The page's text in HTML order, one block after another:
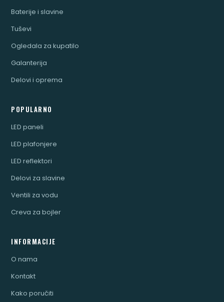
Baterije i slavine
Tuševi
Ogledala za kupatilo
Galanterija
Delovi i oprema
POPULARNO
LED paneli
LED plafonjere
LED reflektori
Delovi za slavine
Ventili za vodu
Creva za bojler
INFORMACIJE
O nama
Kontakt
Kako poručiti